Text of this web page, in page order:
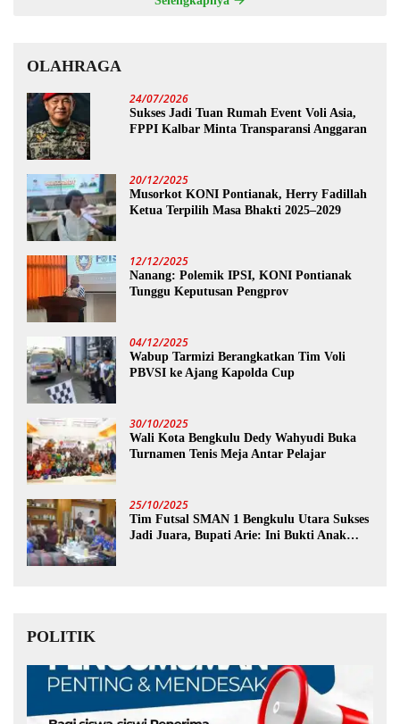
OLAHRAGA
24/07/2026
Sukses Jadi Tuan Rumah Event Voli Asia,
FPPI Kalbar Minta Transparansi Anggaran
20/12/2025
Musorkot KONI Pontianak, Herry Fadillah
Ketua Terpilih Masa Bhakti 2025–2029
12/12/2025
Nanang: Polemik IPSI, KONI Pontianak
Tunggu Keputusan Pengprov
04/12/2025
Wabup Tarmizi Berangkatkan Tim Voli
PBVSI ke Ajang Kapolda Cup
30/10/2025
Wali Kota Bengkulu Dedy Wahyudi Buka
Turnamen Tenis Meja Antar Pelajar
25/10/2025
Tim Futsal SMAN 1 Bengkulu Utara Sukses
Jadi Juara, Bupati Arie: Ini Bukti Anak
POLITIK